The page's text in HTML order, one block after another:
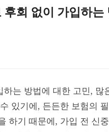
회 없이 가입하는
는 방법에 대한 고민, 많
있기에, 든든한 보험의
하기 때문에, 가입 전 신